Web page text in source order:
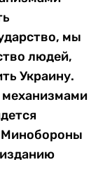
мы
людей,
Украину.
механизмами
Минобороны